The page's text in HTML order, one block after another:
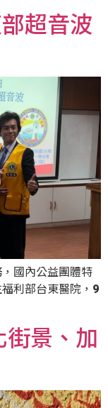
超音波
國內公益團體特
利部台東醫院，9
街景、加